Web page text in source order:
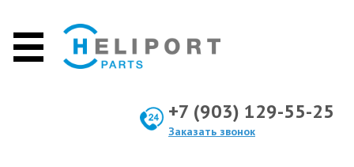
+7 (903) 129-55-25
Заказать звонок